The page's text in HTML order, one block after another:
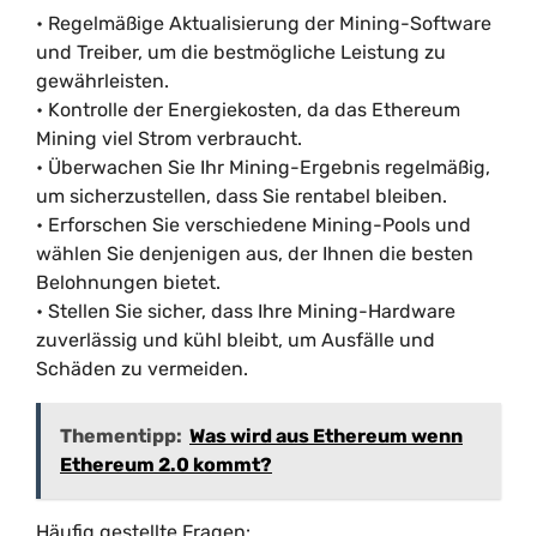
• Regelmäßige Aktualisierung der Mining-Software
und Treiber, um die bestmögliche Leistung zu
gewährleisten.
• Kontrolle der Energiekosten, da das Ethereum
Mining viel Strom verbraucht.
• Überwachen Sie Ihr Mining-Ergebnis regelmäßig,
um sicherzustellen, dass Sie rentabel bleiben.
• Erforschen Sie verschiedene Mining-Pools und
wählen Sie denjenigen aus, der Ihnen die besten
Belohnungen bietet.
• Stellen Sie sicher, dass Ihre Mining-Hardware
zuverlässig und kühl bleibt, um Ausfälle und
Schäden zu vermeiden.
Thementipp: Was wird aus Ethereum wenn
Ethereum 2.0 kommt?